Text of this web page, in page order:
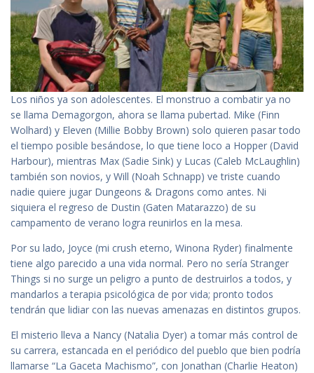
Los niños ya son adolescentes. El monstruo a combatir ya no
se llama Demagorgon, ahora se llama pubertad. Mike (Finn
Wolhard) y Eleven (Millie Bobby Brown) solo quieren pasar todo
el tiempo posible besándose, lo que tiene loco a Hopper (David
Harbour), mientras Max (Sadie Sink) y Lucas (Caleb McLaughlin)
también son novios, y Will (Noah Schnapp) ve triste cuando
nadie quiere jugar Dungeons & Dragons como antes. Ni
siquiera el regreso de Dustin (Gaten Matarazzo) de su
campamento de verano logra reunirlos en la mesa.
Por su lado, Joyce (mi crush eterno, Winona Ryder) finalmente
tiene algo parecido a una vida normal. Pero no sería Stranger
Things si no surge un peligro a punto de destruirlos a todos, y
mandarlos a terapia psicológica de por vida; pronto todos
tendrán que lidiar con las nuevas amenazas en distintos grupos.
El misterio lleva a Nancy (Natalia Dyer) a tomar más control de
su carrera, estancada en el periódico del pueblo que bien podría
llamarse “La Gaceta Machismo”, con Jonathan (Charlie Heaton)